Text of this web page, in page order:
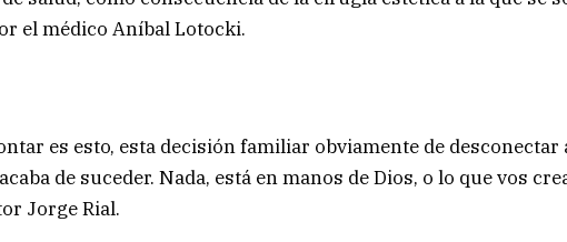
el médico Aníbal Lotocki.
es esto, esta decisión familiar obviamente de desconectar
de suceder. Nada, está en manos de Dios, o lo que vos
Jorge Rial.